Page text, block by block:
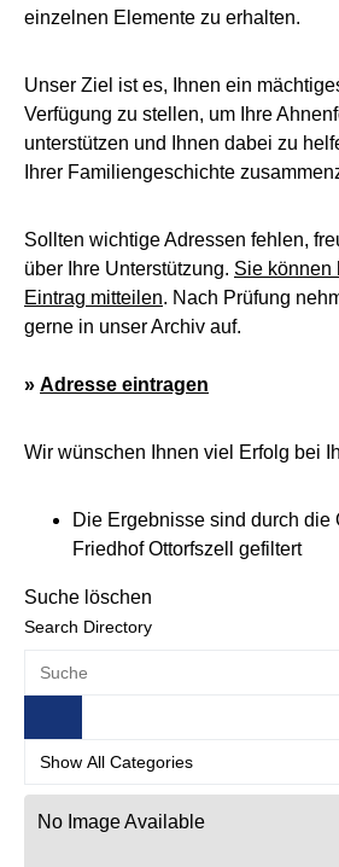
einzelnen Elemente zu erhalten.
Unser Ziel ist es, Ihnen ein
Verfügung zu stellen, um Ihre
unterstützen und Ihnen dabei zu
Ihrer Familiengeschichte
Sollten wichtige Adressen fehlen,
über Ihre Unterstützung. Sie können
Eintrag mitteilen. Nach Prüfung
gerne in unser Archiv auf.
» Adresse eintragen
Wir wünschen Ihnen viel Erfolg bei
Die Ergebnisse sind durch die
Friedhof Ottorfszell gefiltert
Suche löschen
Search Directory
No Image Available